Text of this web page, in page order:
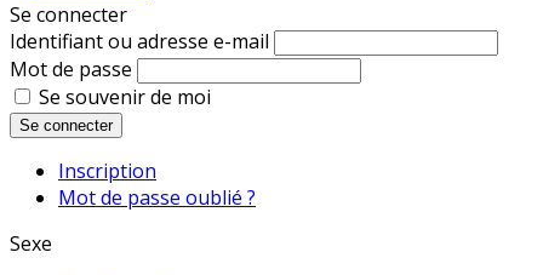
Se connecter
Identifiant ou adresse e-mail
Mot de passe
Se souvenir de moi
Se connecter
Inscription
Mot de passe oublié ?
Sexe